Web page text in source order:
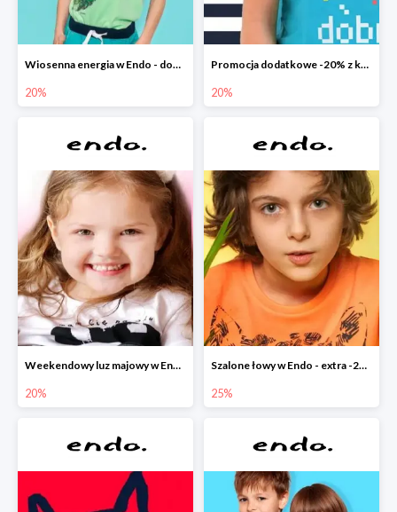
Wiosenna energia w Endo - dodatkowe -20%
20%
Promocja dodatkowe -20% z kodem
20%
Weekendowy luz majowy w Endo - dodatkowe -20% na wszystko
20%
Szalone łowy w Endo - extra -25% na nowości
25%